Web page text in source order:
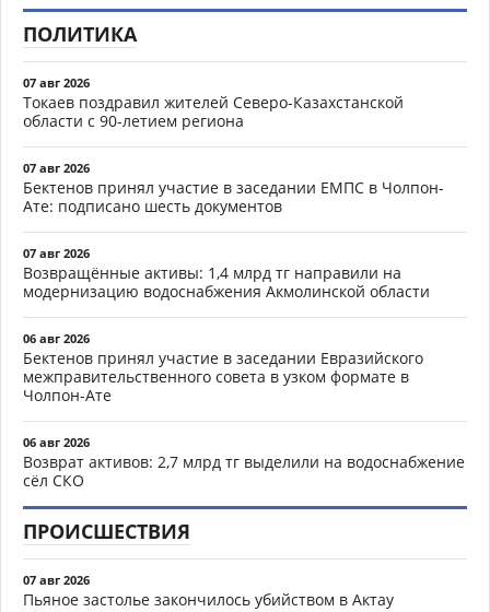
ПОЛИТИКА
07 авг 2026
Токаев поздравил жителей Северо-Казахстанской
области с 90-летием региона
07 авг 2026
Бектенов принял участие в заседании ЕМПС в Чолпон-
Ате: подписано шесть документов
07 авг 2026
Возвращённые активы: 1,4 млрд тг направили на
модернизацию водоснабжения Акмолинской области
06 авг 2026
Бектенов принял участие в заседании Евразийского
межправительственного совета в узком формате в
Чолпон-Ате
06 авг 2026
Возврат активов: 2,7 млрд тг выделили на водоснабжение
сёл СКО
ПРОИСШЕСТВИЯ
07 авг 2026
Пьяное застолье закончилось убийством в Актау